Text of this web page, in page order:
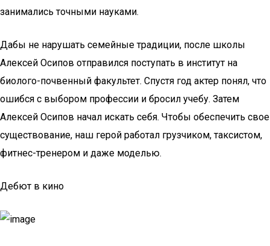
занимались точными науками.
Дабы не нарушать семейные традиции, после школы
Алексей Осипов отправился поступать в институт на
биолого-почвенный факультет. Спустя год актер понял, что
ошибся с выбором профессии и бросил учебу. Затем
Алексей Осипов начал искать себя. Чтобы обеспечить свое
существование, наш герой работал грузчиком, таксистом,
фитнес-тренером и даже моделью.
Дебют в кино